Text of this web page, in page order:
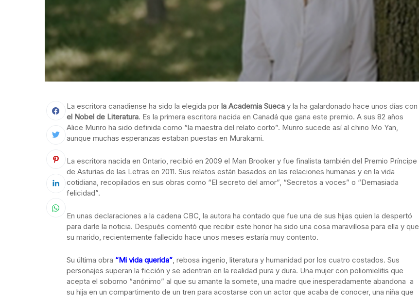
La escritora canadiense ha sido la elegida por la Academia Sueca y la ha galardonado hace unos días con
el Nobel de Literatura. Es la primera escritora nacida en Canadá que gana este premio. A sus 82 años
Alice Munro ha sido definida como “la maestra del relato corto”. Munro sucede así al chino Mo Yan,
aunque muchas esperanzas estaban puestas en Murakami.
La escritora nacida en Ontario, recibió en 2009 el Man Brooker y fue finalista también del Premio Príncipe
de Asturias de las Letras en 2011. Sus relatos están basados en las relaciones humanas y en la vida
cotidiana, recopilados en sus obras como “El secreto del amor”, “Secretos a voces” o “Demasiada
felicidad”.
En unas declaraciones a la cadena CBC, la autora ha contado que fue una de sus hijas quien la despertó
para darle la noticia. Después comentó que recibir este honor ha sido una cosa maravillosa para ella y que
su marido, recientemente fallecido hace unos meses estaría muy contento.
Su última obra “Mi vida querida”, rebosa ingenio, literatura y humanidad por los cuatro costados. Sus
personajes superan la ficción y se adentran en la realidad pura y dura. Una mujer con poliomielitis que
acepta el soborno “anónimo” al que su amante la somete, una madre que inesperadamente abandona a
su hija en un compartimento de un tren para acostarse con un actor que acaba de conocer, una niña que